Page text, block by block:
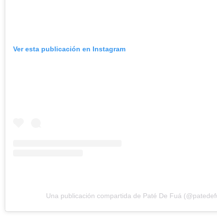
Ver esta publicación en Instagram
Una publicación compartida de Paté De Fuá